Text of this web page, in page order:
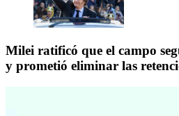
Milei ratificó que el campo
y prometió eliminar las